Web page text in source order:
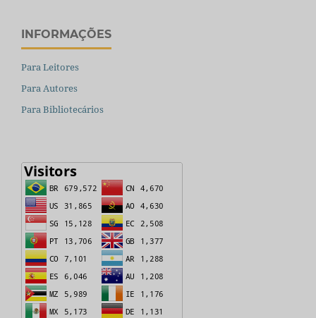
INFORMAÇÕES
Para Leitores
Para Autores
Para Bibliotecários